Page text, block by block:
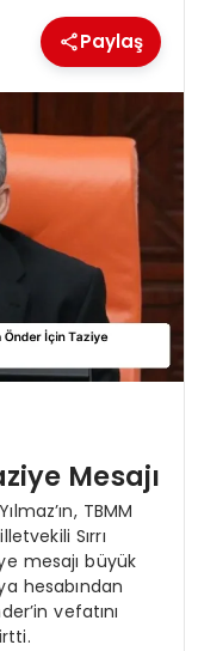
Paylaş
Mesajı
TBMM
Sırrı
mesajı büyük
hesabından
vefatını